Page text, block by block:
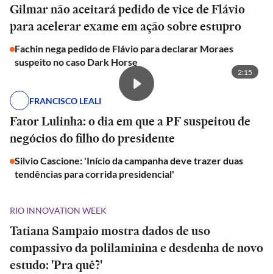
Gilmar não aceitará pedido de vice de Flávio
para acelerar exame em ação sobre estupro
Fachin nega pedido de Flávio para declarar Moraes
suspeito no caso Dark Horse
2:15
FRANCISCO LEALI
Fator Lulinha: o dia em que a PF suspeitou de
negócios do filho do presidente
Silvio Cascione: 'Início da campanha deve trazer duas
tendências para corrida presidencial'
RIO INNOVATION WEEK
Tatiana Sampaio mostra dados de uso
compassivo da polilaminina e desdenha de novo
estudo: 'Pra quê?'